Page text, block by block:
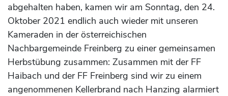
abgehalten haben, kamen wir am Sonntag, den 24.
Oktober 2021 endlich auch wieder mit unseren
Kameraden in der österreichischen
Nachbargemeinde Freinberg zu einer gemeinsamen
Herbstübung zusammen: Zusammen mit der FF
Haibach und der FF Freinberg sind wir zu einem
angenommenen Kellerbrand nach Hanzing alarmiert